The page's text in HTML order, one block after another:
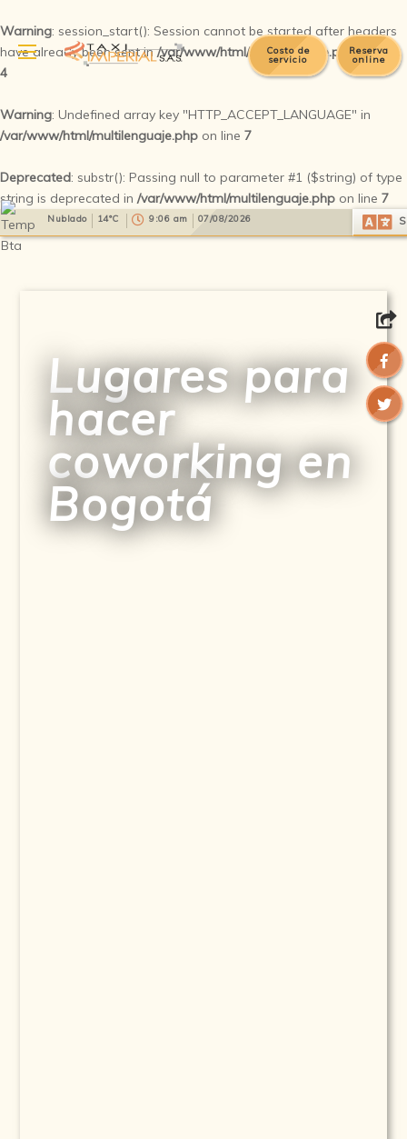
Warning: session_start(): Session cannot be started after headers
have already been sent in/var/www/html/multilenguaje.phpon line
4
Warning: Undefined array key "HTTP_ACCEPT_LANGUAGE" in
/var/www/html/multilenguaje.php on line 7
Deprecated: substr(): Passing null to parameter #1 ($string) of type
string is deprecated in /var/www/html/multilenguaje.php on line 7
Nublado 14°C 9:06 am 07/08/2026 Select Language ▼
Reserva
online
Costo de
servicio
Lugares para
hacer
coworking en
Bogotá